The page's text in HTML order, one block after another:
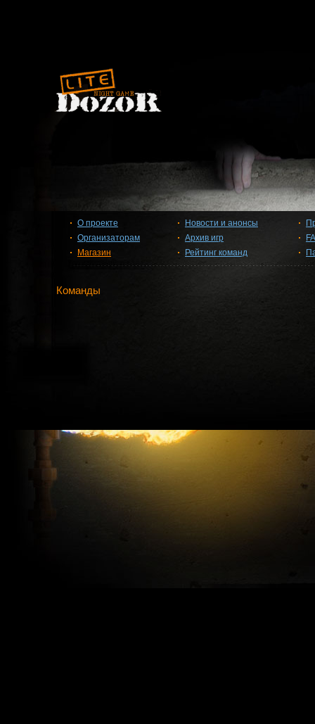
О проекте
Организаторам
Магазин
Новости и анонсы
Архив игр
Рейтинг команд
Команды